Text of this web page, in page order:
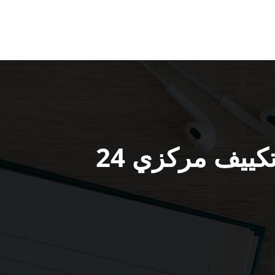
رقم هاتف تكييف السالمية 98025055 فني تكييف مركزي 24